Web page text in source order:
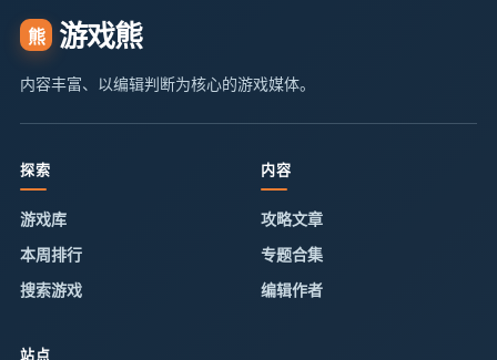
熊 游戏熊
内容丰富、以编辑判断为核心的游戏媒体。
探索
游戏库
本周排行
搜索游戏
内容
攻略文章
专题合集
编辑作者
站点